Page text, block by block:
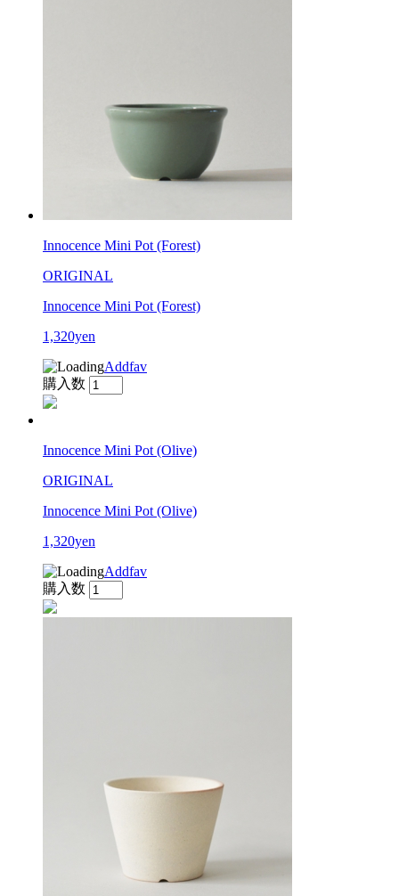
Innocence Mini Pot (Forest)
ORIGINAL
Innocence Mini Pot (Forest)
1,320yen
Addfav
購入数
Innocence Mini Pot (Olive)
ORIGINAL
Innocence Mini Pot (Olive)
1,320yen
Addfav
購入数